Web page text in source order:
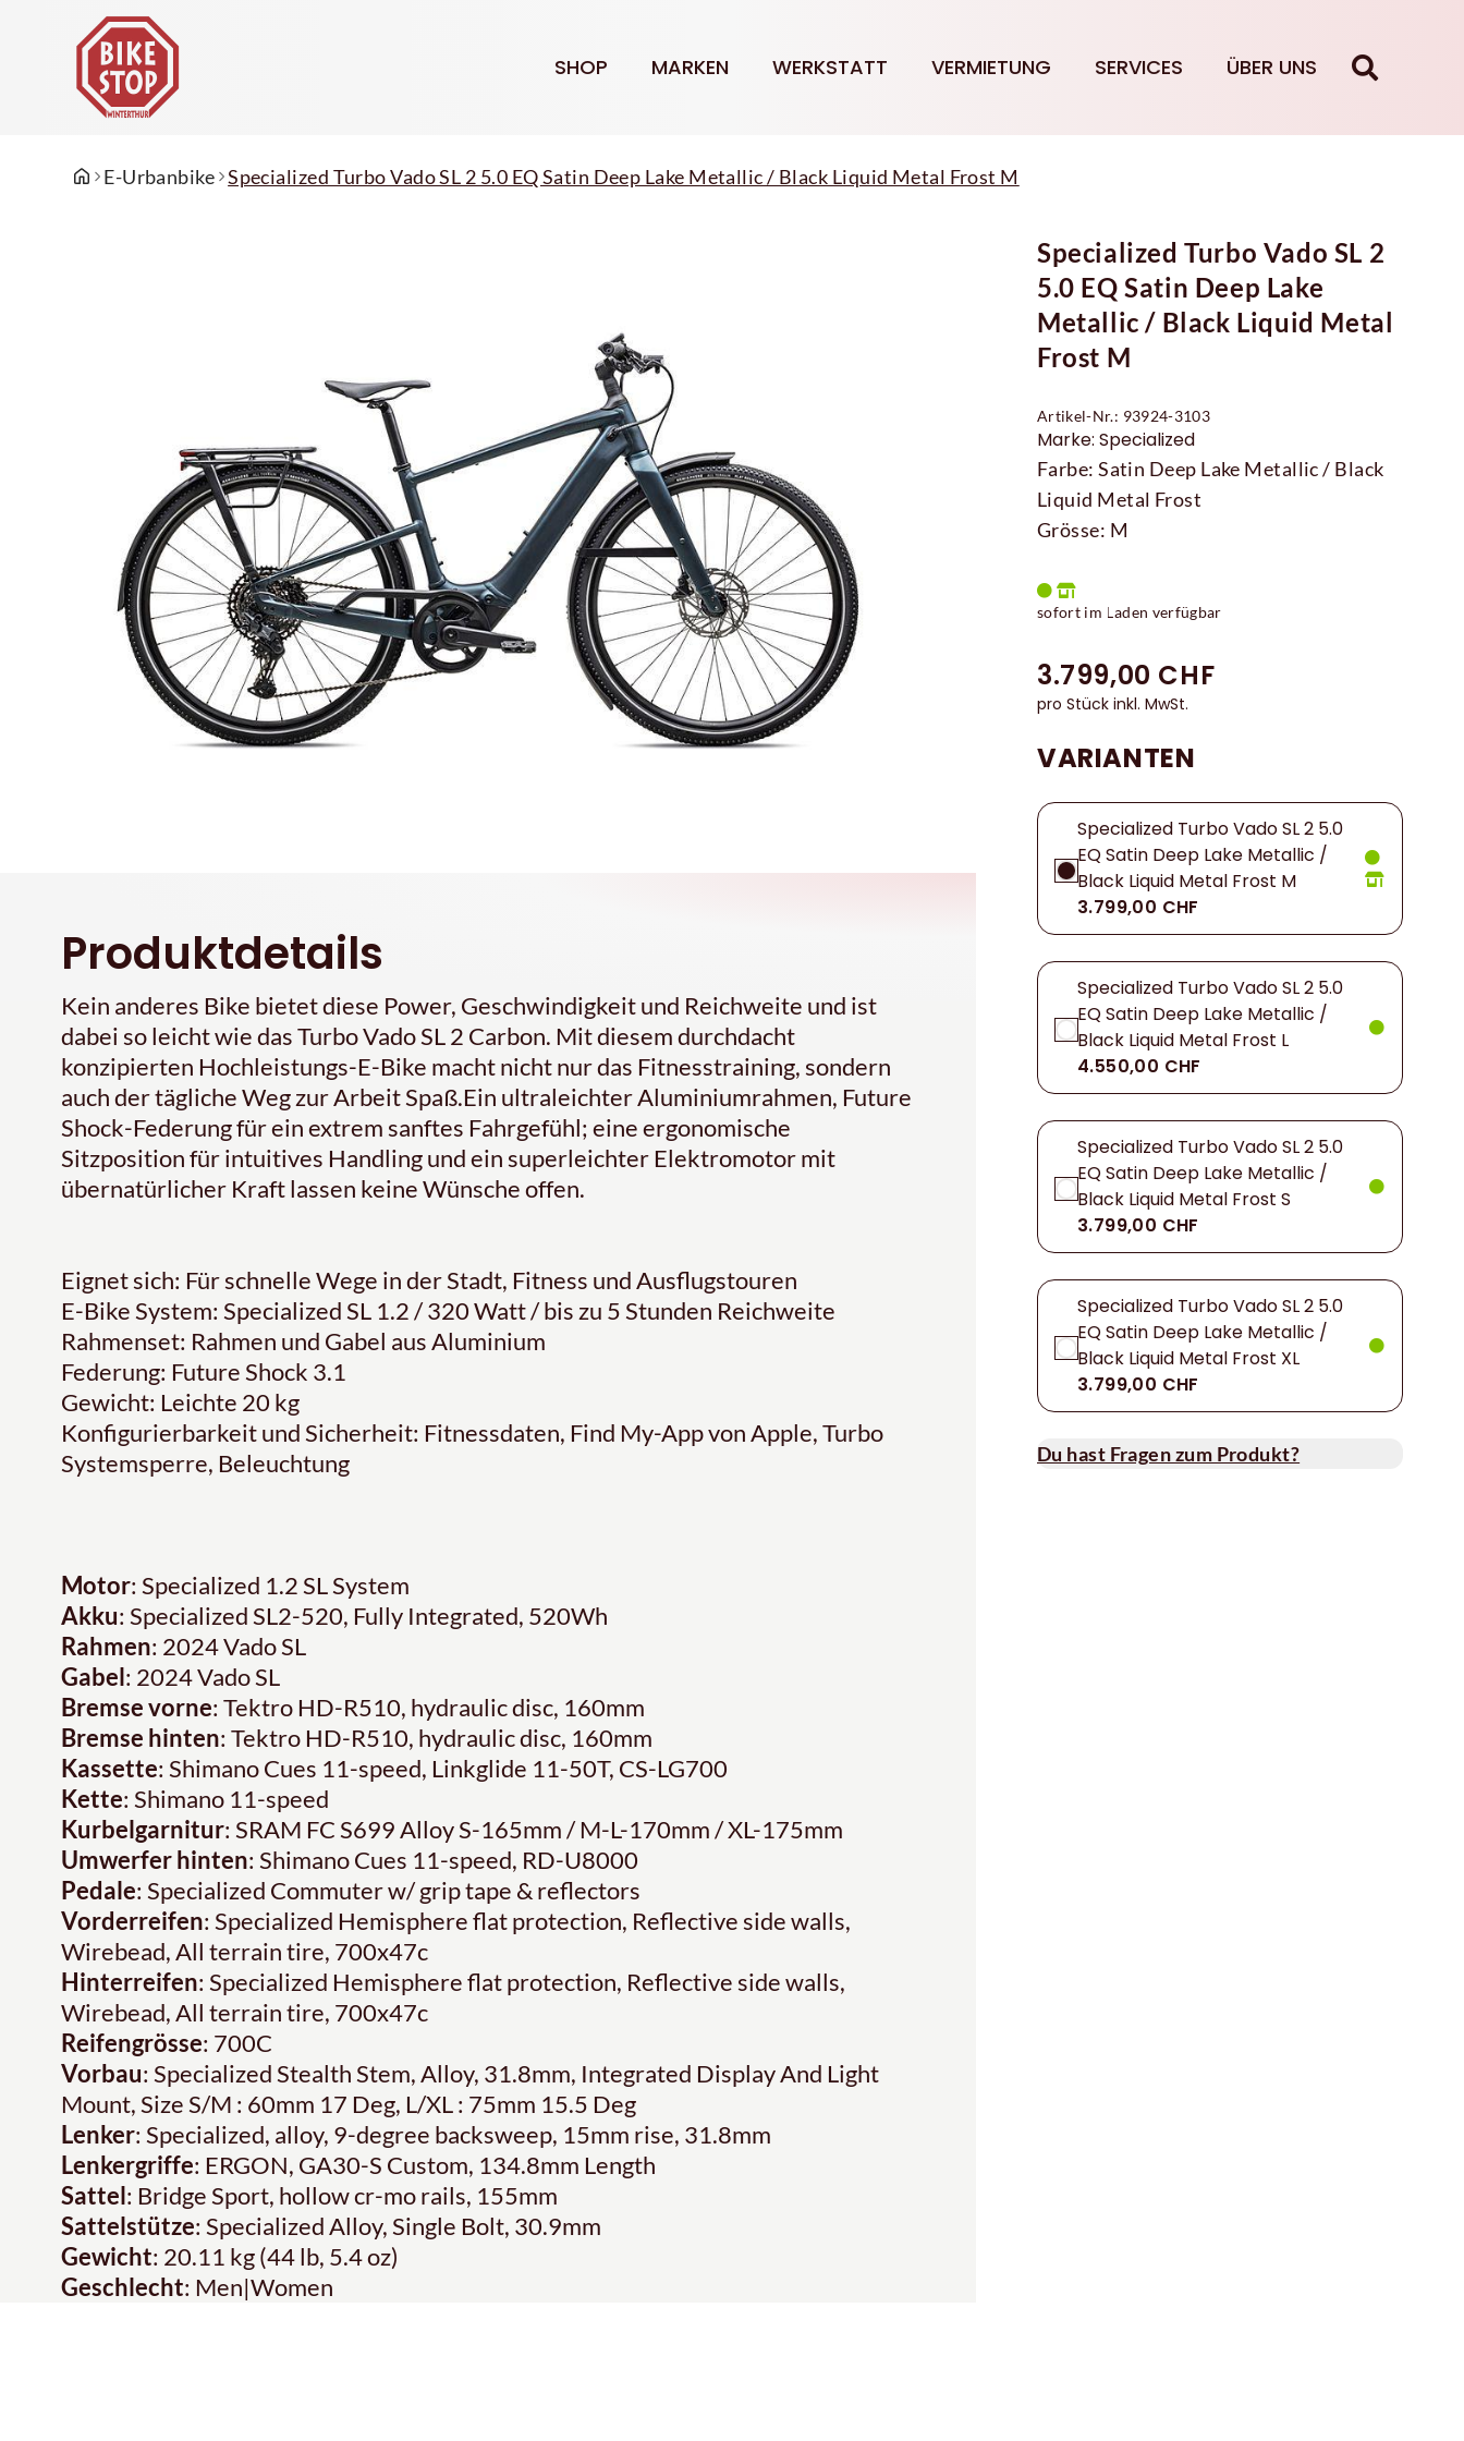
SHOP MARKEN WERKSTATT VERMIETUNG SERVICES ÜBER UNS
E-Urbanbike Specialized Turbo Vado SL 2 5.0 EQ Satin Deep Lake Metallic / Black Liquid Metal Frost M
Produktdetails
Kein anderes Bike bietet diese Power, Geschwindigkeit und Reichweite und ist
dabei so leicht wie das Turbo Vado SL 2 Carbon. Mit diesem durchdacht
konzipierten Hochleistungs-E-Bike macht nicht nur das Fitnesstraining, sondern
auch der tägliche Weg zur Arbeit Spaß.Ein ultraleichter Aluminiumrahmen, Future
Shock-Federung für ein extrem sanftes Fahrgefühl; eine ergonomische
Sitzposition für intuitives Handling und ein superleichter Elektromotor mit
übernatürlicher Kraft lassen keine Wünsche offen.
Eignet sich: Für schnelle Wege in der Stadt, Fitness und Ausflugstouren
E-Bike System: Specialized SL 1.2 / 320 Watt / bis zu 5 Stunden Reichweite
Rahmenset: Rahmen und Gabel aus Aluminium
Federung: Future Shock 3.1
Gewicht: Leichte 20 kg
Konfigurierbarkeit und Sicherheit: Fitnessdaten, Find My-App von Apple, Turbo
Systemsperre, Beleuchtung
Motor: Specialized 1.2 SL System
Akku: Specialized SL2-520, Fully Integrated, 520Wh
Rahmen: 2024 Vado SL
Gabel: 2024 Vado SL
Bremse vorne: Tektro HD-R510, hydraulic disc, 160mm
Bremse hinten: Tektro HD-R510, hydraulic disc, 160mm
Kassette: Shimano Cues 11-speed, Linkglide 11-50T, CS-LG700
Kette: Shimano 11-speed
Kurbelgarnitur: SRAM FC S699 Alloy S-165mm / M-L-170mm / XL-175mm
Umwerfer hinten: Shimano Cues 11-speed, RD-U8000
Pedale: Specialized Commuter w/ grip tape & reflectors
Vorderreifen: Specialized Hemisphere flat protection, Reflective side walls,
Wirebead, All terrain tire, 700x47c
Hinterreifen: Specialized Hemisphere flat protection, Reflective side walls,
Wirebead, All terrain tire, 700x47c
Reifengrösse: 700C
Vorbau: Specialized Stealth Stem, Alloy, 31.8mm, Integrated Display And Light
Mount, Size S/M : 60mm 17 Deg, L/XL : 75mm 15.5 Deg
Lenker: Specialized, alloy, 9-degree backsweep, 15mm rise, 31.8mm
Lenkergriffe: ERGON, GA30-S Custom, 134.8mm Length
Sattel: Bridge Sport, hollow cr-mo rails, 155mm
Sattelstütze: Specialized Alloy, Single Bolt, 30.9mm
Gewicht: 20.11 kg (44 lb, 5.4 oz)
Geschlecht: Men|Women
Specialized Turbo Vado SL 2
5.0 EQ Satin Deep Lake
Metallic / Black Liquid Metal
Frost M
Artikel-Nr.: 93924-3103
Marke: Specialized
Farbe: Satin Deep Lake Metallic / Black
Liquid Metal Frost
Grösse: M
sofort im Laden verfügbar
3.799,00 CHF
pro Stück inkl. MwSt.
VARIANTEN
Specialized Turbo Vado SL 2 5.0
EQ Satin Deep Lake Metallic /
Black Liquid Metal Frost M
3.799,00 CHF
Specialized Turbo Vado SL 2 5.0
EQ Satin Deep Lake Metallic /
Black Liquid Metal Frost L
4.550,00 CHF
Specialized Turbo Vado SL 2 5.0
EQ Satin Deep Lake Metallic /
Black Liquid Metal Frost S
3.799,00 CHF
Specialized Turbo Vado SL 2 5.0
EQ Satin Deep Lake Metallic /
Black Liquid Metal Frost XL
3.799,00 CHF
Du hast Fragen zum Produkt?